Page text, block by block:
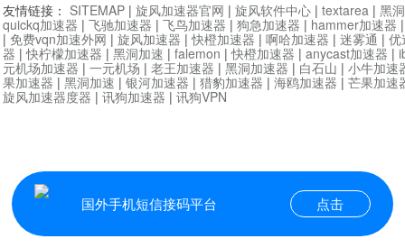
国外手机短信接码平台 点击
友情链接： SITEMAP | 旋风加速器官网 | 旋风软件中心 | textarea | 黑
quickq加速器 | 飞驰加速器 | 飞鸟加速器 | 狗急加速器 | hammer加速器
| 免费vqn加速外网 | 旋风加速器 |快橙加速器 | 啊哈加速器 | 迷雾通 | 优
器 |快柠檬加速器 | 黑洞加速 | falemon |快橙加速器 | anycast加速器 |
元机场加速器 | 一元机场 | 老王加速器 | 黑洞加速器 | 白石山 | 小牛加速
果加速器 | 黑洞加速 | 银河加速器 | 猎豹加速器 | 海鸥加速器 | 芒果加速
旋风加速器度器 | 讯狗加速器 | 讯狗VPN